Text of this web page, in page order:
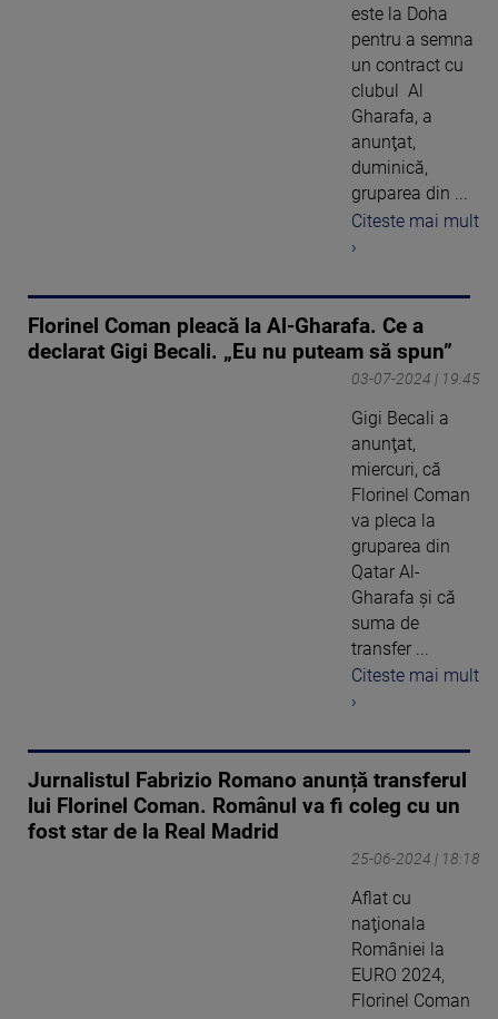
este la Doha
pentru a semna
un contract cu
clubul Al
Gharafa, a
anunţat,
duminică,
gruparea din ...
Citeste mai mult
›
Florinel Coman pleacă la Al-Gharafa. Ce a
declarat Gigi Becali. „Eu nu puteam să spun”
03-07-2024 | 19:45
Gigi Becali a
anunţat,
miercuri, că
Florinel Coman
va pleca la
gruparea din
Qatar Al-
Gharafa şi că
suma de
transfer ...
Citeste mai mult
›
Jurnalistul Fabrizio Romano anunță transferul
lui Florinel Coman. Românul va fi coleg cu un
fost star de la Real Madrid
25-06-2024 | 18:18
Aflat cu
naţionala
României la
EURO 2024,
Florinel Coman